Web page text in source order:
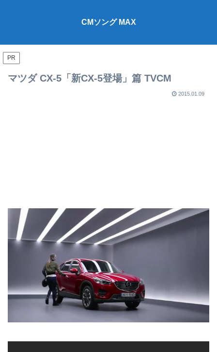
CMソング MAX
PR
マツダ CX-5「新CX-5登場」篇 TVCM
2015.01.09